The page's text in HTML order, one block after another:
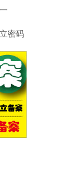
密码